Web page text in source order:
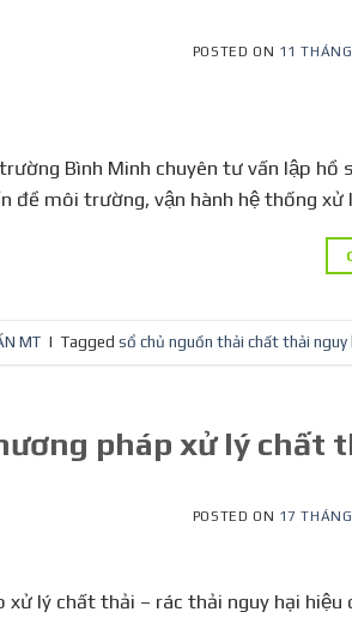
POSTED ON 11
Bình Minh chuyên tư vấn lập hồ
đề môi trường, vận hành hệ thống
MT | Tagged sổ chủ nguồn thải chất thải nguy
pháp xử lý chất
POSTED ON 17
xử lý chất thải – rác thải nguy hại